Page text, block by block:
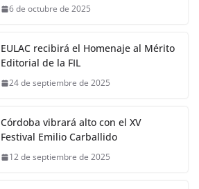
6 de octubre de 2025
EULAC recibirá el Homenaje al Mérito
Editorial de la FIL
24 de septiembre de 2025
Córdoba vibrará alto con el XV
Festival Emilio Carballido
12 de septiembre de 2025